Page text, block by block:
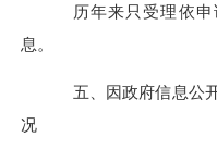
历年来只受理依
息。
五、因政府信息公
况